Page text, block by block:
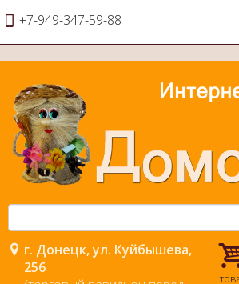
+7-949-347-59-88
г. Донецк, ул. Куйбышева,
256